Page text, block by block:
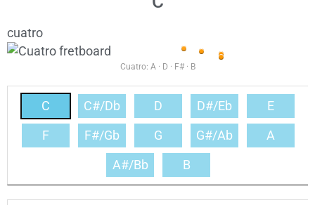
cuatro
3 2 1
1
Cuatro: A · D · F# · B
C C#/Db D D#/Eb E
F F#/Gb G G#/Ab A
A#/Bb B